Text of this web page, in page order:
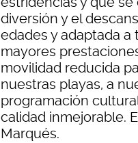
diversión y el
edades y adaptada
mayores
movilidad reducida
nuestras playas, a
programación
calidad inmejorable.
Marqués.